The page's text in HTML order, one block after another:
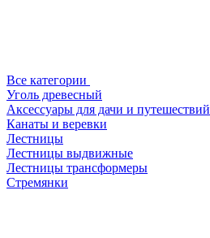
Все категории
Уголь древесный
Аксессуары для дачи и путешествий
Канаты и веревки
Лестницы
Лестницы выдвижные
Лестницы трансформеры
Стремянки